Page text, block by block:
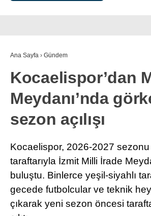
Ana Sayfa › Gündem
Kocaelispor’dan
Meydanı’nda
sezon açılışı
Kocaelispor, 2026-2027
taraftarıyla İzmit Milli İrade
buluştu. Binlerce yeşil-siyahlı
gecede futbolcular ve teknik
çıkarak yeni sezon öncesi